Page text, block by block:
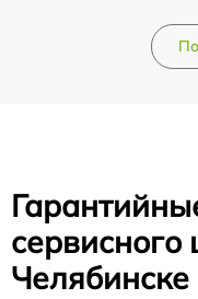
сервисного
Челябинске